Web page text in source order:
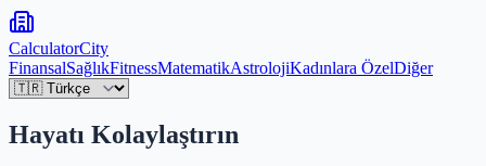
CalculatorCity
FinansalSağlıkFitnessMatematikAstrolojiKadınlara ÖzelDiğer
Hayatı Kolaylaştırın